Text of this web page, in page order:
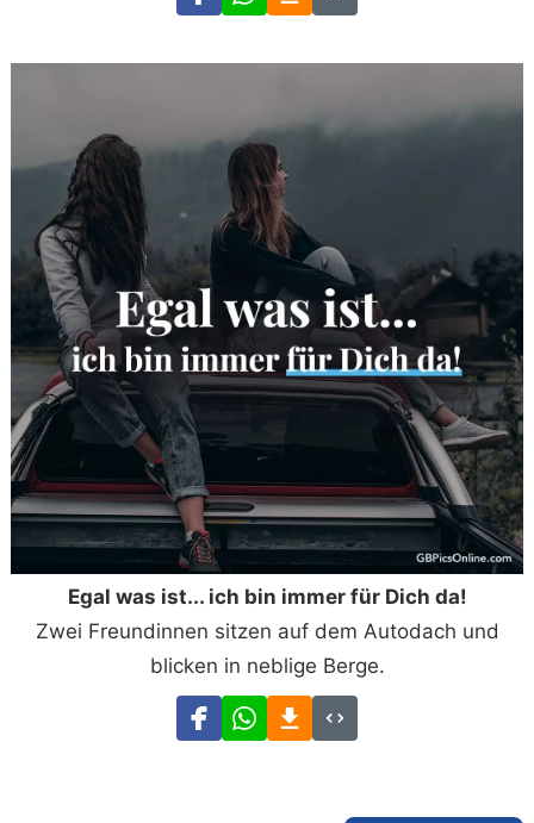
Egal was ist... ich bin immer für Dich da!
Zwei Freundinnen sitzen auf dem Autodach und
blicken in neblige Berge.